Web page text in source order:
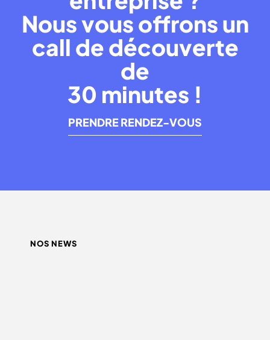
Nous vous offrons un
call de découverte
de
30 minutes !
PRENDRE RENDEZ-VOUS
NOS NEWS